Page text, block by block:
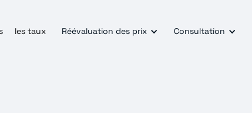
les taux Réévaluation des prix Consultation